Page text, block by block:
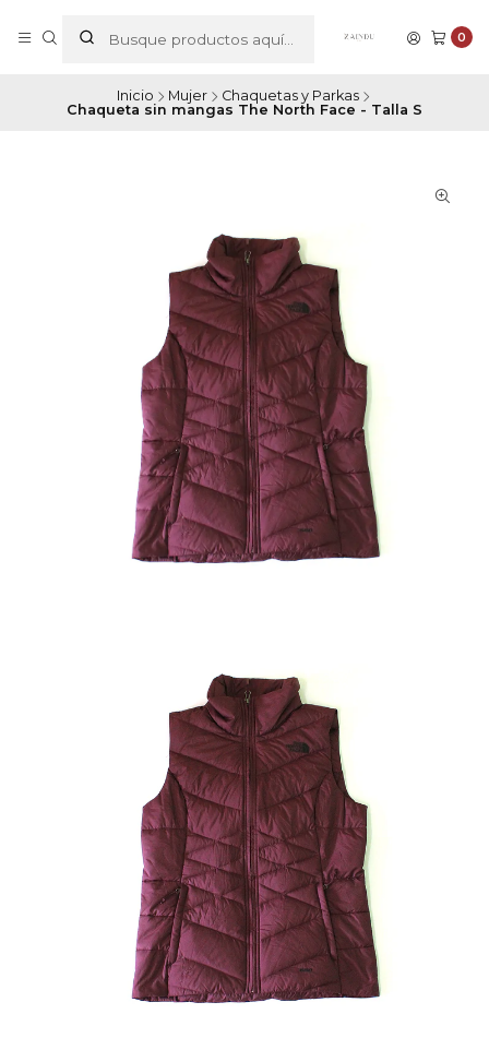
0
Inicio Mujer
Chaquetas y Parkas
Chaqueta sin mangas The North Face - Talla S